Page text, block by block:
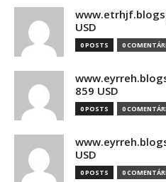
USD
0 POSTS 0
859 USD
0 POSTS 0
USD
0 POSTS 0